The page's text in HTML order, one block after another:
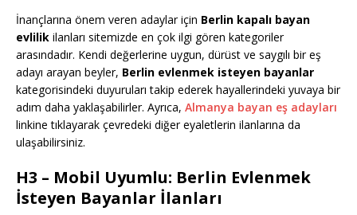
İnançlarına önem veren adaylar için Berlin kapalı bayan
evlilik ilanları sitemizde en çok ilgi gören kategoriler
arasındadır. Kendi değerlerine uygun, dürüst ve saygılı bir eş
adayı arayan beyler, Berlin evlenmek isteyen bayanlar
kategorisindeki duyuruları takip ederek hayallerindeki yuvaya bir
adım daha yaklaşabilirler. Ayrıca, Almanya bayan eş adayları
linkine tıklayarak çevredeki diğer eyaletlerin ilanlarına da
ulaşabilirsiniz.
H3 – Mobil Uyumlu: Berlin Evlenmek
İsteyen Bayanlar İlanları